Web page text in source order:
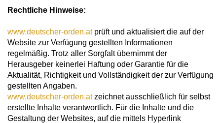
Rechtliche Hinweise:
www.deutscher-orden.atprüft und aktualisiert die auf der
Website zur Verfügung gestellten Informationen
regelmäßig. Trotz aller Sorgfalt übernimmt der
Herausgeber keinerlei Haftung oder Garantie für die
Aktualität, Richtigkeit und Vollständigkeit der zur Verfügung
gestellten Angaben.
www.deutscher-orden.atzeichnet ausschließlich für selbst
erstellte Inhalte verantwortlich. Für die Inhalte und die
Gestaltung der Websites, auf die mittels Hyperlink